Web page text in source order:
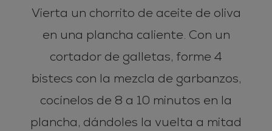
Vierta un chorrito de aceite de oliva
en una plancha caliente. Con un
cortador de galletas, forme 4
bistecs con la mezcla de garbanzos,
cocínelos de 8 a 10 minutos en la
plancha, dándoles la vuelta a mitad